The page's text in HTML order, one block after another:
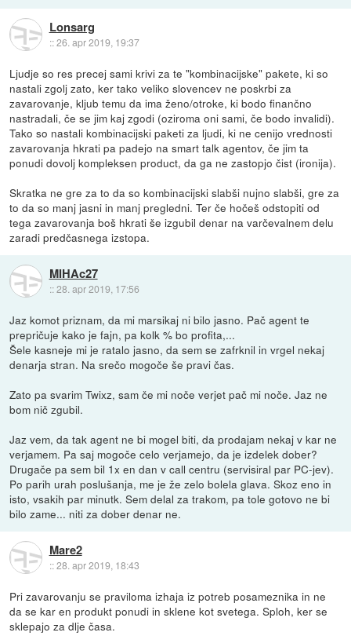
Lonsarg
::26. apr 2019, 19:37
Ljudje so res precej sami krivi za te "kombinacijske" pakete, ki so
nastali zgolj zato, ker tako veliko slovencev ne poskrbi za
zavarovanje, kljub temu da ima ženo/otroke, ki bodo finančno
nastradali, če se jim kaj zgodi (oziroma oni sami, če bodo invalidi).
Tako so nastali kombinacijski paketi za ljudi, ki ne cenijo vrednosti
zavarovanja hkrati pa padejo na smart talk agentov, če jim ta
ponudi dovolj kompleksen product, da ga ne zastopjo čist (ironija).
Skratka ne gre za to da so kombinacijski slabši nujno slabši, gre za
to da so manj jasni in manj pregledni. Ter če hočeš odstopiti od
tega zavarovanja boš hkrati še izgubil denar na varčevalnem delu
zaradi predčasnega izstopa.
MIHAc27
::28. apr 2019, 17:56
Jaz komot priznam, da mi marsikaj ni bilo jasno. Pač agent te
prepričuje kako je fajn, pa kolk % bo profita,...
Šele kasneje mi je ratalo jasno, da sem se zafrknil in vrgel nekaj
denarja stran. Na srečo mogoče še pravi čas.
Zato pa svarim Twixz, sam če mi noče verjet pač mi noče. Jaz ne
bom nič zgubil.
Jaz vem, da tak agent ne bi mogel biti, da prodajam nekaj v kar ne
verjamem. Pa saj mogoče celo verjamejo, da je izdelek dober?
Drugače pa sem bil 1x en dan v call centru (servisiral par PC-jev).
Po parih urah poslušanja, me je že zelo bolela glava. Skoz eno in
isto, vsakih par minutk. Sem delal za trakom, pa tole gotovo ne bi
bilo zame... niti za dober denar ne.
Mare2
::28. apr 2019, 18:43
Pri zavarovanju se praviloma izhaja iz potreb posameznika in ne
da se kar en produkt ponudi in sklene kot svetega. Sploh, ker se
sklepajo za dlje časa.